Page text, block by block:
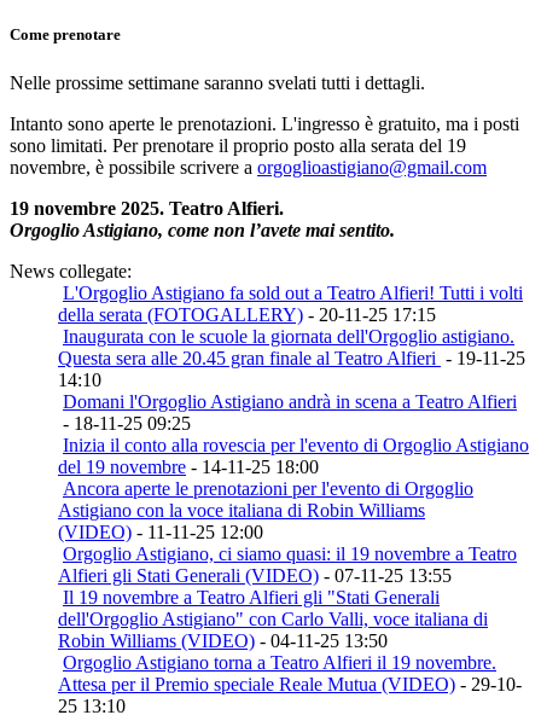
Come prenotare
Nelle prossime settimane saranno svelati tutti i dettagli.
Intanto sono aperte le prenotazioni. L'ingresso è gratuito, ma i posti
sono limitati. Per prenotare il proprio posto alla serata del 19
novembre, è possibile scrivere a orgoglioastigiano@gmail.com
19 novembre 2025. Teatro Alfieri.
Orgoglio Astigiano, come non l’avete mai sentito.
News collegate:
L'Orgoglio Astigiano fa sold out a Teatro Alfieri! Tutti i volti
della serata (FOTOGALLERY) - 20-11-25 17:15
Inaugurata con le scuole la giornata dell'Orgoglio astigiano.
Questa sera alle 20.45 gran finale al Teatro Alfieri - 19-11-25
14:10
Domani l'Orgoglio Astigiano andrà in scena a Teatro Alfieri
- 18-11-25 09:25
Inizia il conto alla rovescia per l'evento di Orgoglio Astigiano
del 19 novembre - 14-11-25 18:00
Ancora aperte le prenotazioni per l'evento di Orgoglio
Astigiano con la voce italiana di Robin Williams
(VIDEO) - 11-11-25 12:00
Orgoglio Astigiano, ci siamo quasi: il 19 novembre a Teatro
Alfieri gli Stati Generali (VIDEO) - 07-11-25 13:55
Il 19 novembre a Teatro Alfieri gli "Stati Generali
dell'Orgoglio Astigiano" con Carlo Valli, voce italiana di
Robin Williams (VIDEO) - 04-11-25 13:50
Orgoglio Astigiano torna a Teatro Alfieri il 19 novembre.
Attesa per il Premio speciale Reale Mutua (VIDEO) - 29-10-
25 13:10